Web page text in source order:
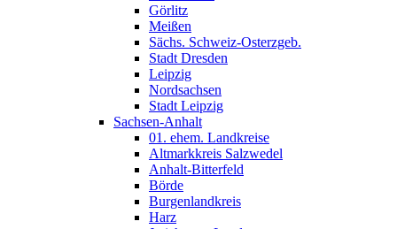
Görlitz
Meißen
Sächs. Schweiz-Osterzgeb.
Stadt Dresden
Leipzig
Nordsachsen
Stadt Leipzig
Sachsen-Anhalt
01. ehem. Landkreise
Altmarkkreis Salzwedel
Anhalt-Bitterfeld
Börde
Burgenlandkreis
Harz